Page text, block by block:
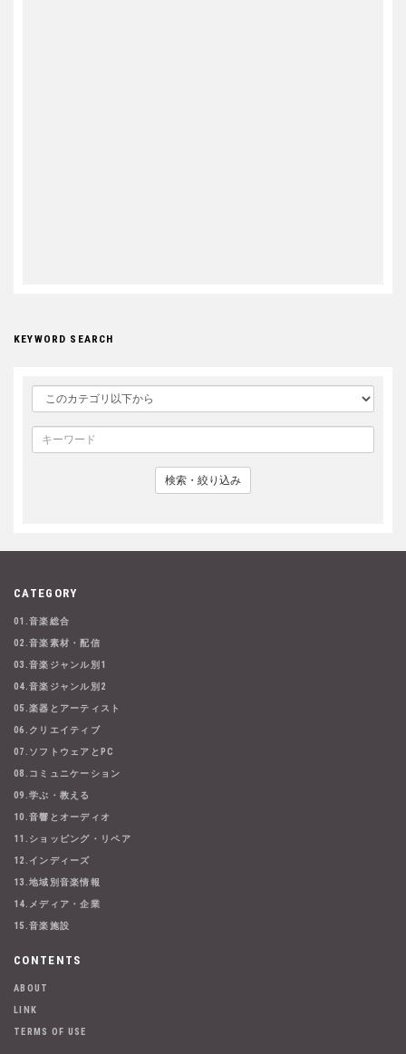
KEYWORD SEARCH
検索・絞り込み
CATEGORY
01.音楽総合
02.音楽素材・配信
03.音楽ジャンル別1
04.音楽ジャンル別2
05.楽器とアーティスト
06.クリエイティブ
07.ソフトウェアとPC
08.コミュニケーション
09.学ぶ・教える
10.音響とオーディオ
11.ショッピング・リペア
12.インディーズ
13.地域別音楽情報
14.メディア・企業
15.音楽施設
CONTENTS
ABOUT
LINK
TERMS OF USE